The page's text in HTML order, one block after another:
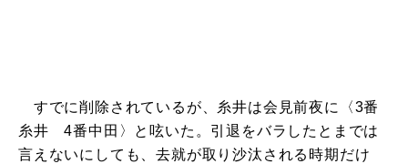
すでに削除されているが、糸井は会見前夜に〈3番
糸井 4番中田〉と呟いた。引退をバラしたとまでは
言えないにしても、去就が取り沙汰される時期だけ